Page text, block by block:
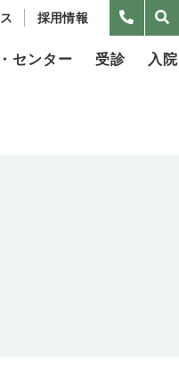
採用情報
センター 受診 入院